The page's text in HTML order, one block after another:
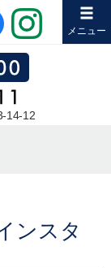
メニュー
14-12
ンスタ